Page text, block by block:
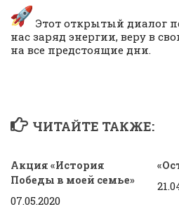
Этот открытый диалог
нас заряд энергии, веру в
на все предстоящие дни.
ЧИТАЙТЕ ТАКЖЕ:
Акция «История
Победы в моей семье»
07.05.2020